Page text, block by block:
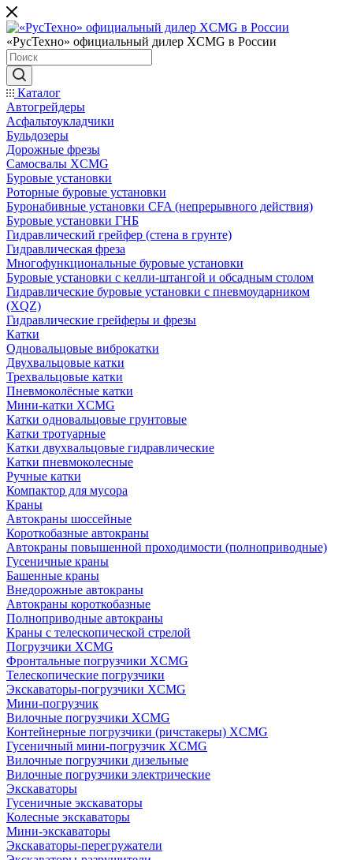
«РусТехно» официальный дилер XCMG в России
Каталог
Автогрейдеры
Асфальтоукладчики
Бульдозеры
Дорожные фрезы
Самосвалы XCMG
Буровые установки
Роторные буровые установки
Буронабивные установки CFA (непрерывного действия)
Буровые установки ГНБ
Гидравлический грейфер (стена в грунте)
Гидравлическая фреза
Многофункциональные буровые установки
Буровые установки с келли-штангой и обсадным столом
Гидравлические буровые установки с пневмоударником
(XQZ)
Гидравлические грейферы и фрезы
Катки
Одновальцовые виброкатки
Двухвальцовые катки
Трехвальцовые катки
Пневмоколёсные катки
Мини-катки XCMG
Катки одновальцовые грунтовые
Катки тротуарные
Катки двухвальцовые гидравлические
Катки пневмоколесные
Ручные катки
Компактор для мусора
Краны
Автокраны шоссейные
Короткобазные автокраны
Автокраны повышенной проходимости (полноприводные)
Гусеничные краны
Башенные краны
Внедорожные автокраны
Автокраны короткобазные
Полноприводные автокраны
Краны с телескопической стрелой
Погрузчики XCMG
Фронтальные погрузчики XCMG
Телескопические погрузчики
Экскаваторы-погрузчики XCMG
Мини-погрузчик
Вилочные погрузчики XCMG
Контейнерные погрузчики (ричстакеры) XCMG
Гусеничный мини-погрузчик XCMG
Вилочные погрузчики дизельные
Вилочные погрузчики электрические
Экскаваторы
Гусеничные экскаваторы
Колесные экскаваторы
Мини-экскаваторы
Экскаваторы-перегружатели